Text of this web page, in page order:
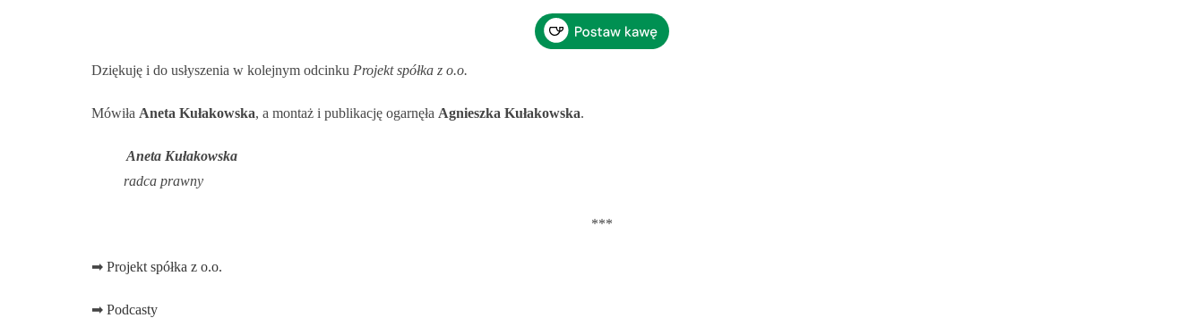
Dziękuję i do usłyszenia w kolejnym odcinku Projekt spółka z o.o.
Mówiła Aneta Kułakowska, a montaż i publikację ogarnęła Agnieszka Kułakowska.
Aneta Kułakowska
radca prawny
***
➡ Projekt spółka z o.o.
➡ Podcasty